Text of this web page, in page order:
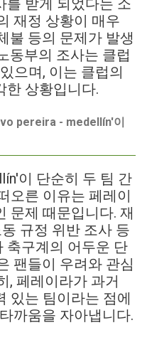
재정 상황이 매우
불 등의 문제가 발생
동부의 조사는 클럽
으며, 이는 클럽의
한 상황입니다.
pereira - medellín'이
이 단순히 두 팀 간
오른 이유는 페레이
문제 때문입니다. 재
규정 위반 조사 등
축구계의 어두운 단
팬들이 우려와 관심
, 페레이라가 과거
있는 팀이라는 점에
까움을 자아냅니다.